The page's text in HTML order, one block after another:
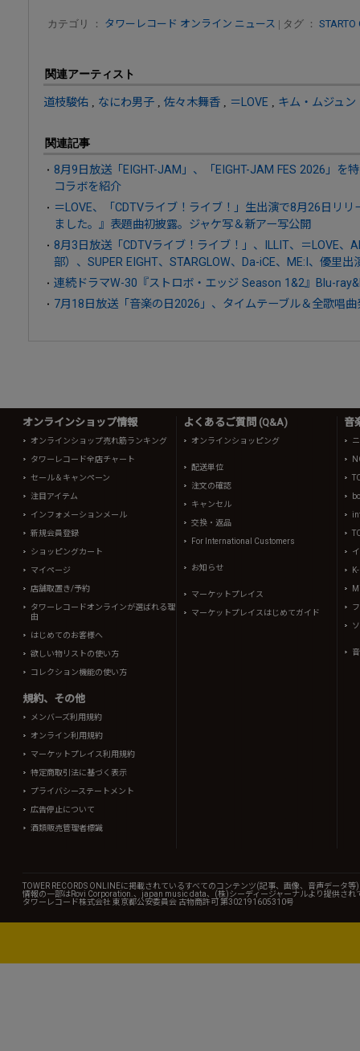
カテゴリ ： タワーレコード オンライン ニュース | タグ ： STARTO
関連アーティスト
道枝駿佑 なにわ男子 佐々木舞香 ＝LOVE キム・ムジュン
関連記事
8月9日放送「EIGHT-JAM」、「EIGHT-JAM FES 2026」を
コラボを紹介
＝LOVE、「CDTVライブ！ライブ！」生出演で8月26日リ
ました。』表題曲初披露。ジャケ写＆新アー写公開
8月3日放送「CDTVライブ！ライブ！」、ILLIT、＝LOVE、
部）、SUPER EIGHT、STARGLOW、Da-iCE、ME:I、優里出
連続ドラマW-30『ストロボ・エッジ Season 1&2』Blu-
7月18日放送「音楽の日2026」、タイムテーブル＆全歌唱曲
オンラインショップ情報
オンラインショップ売れ筋ランキング
タワーレコード全店チャート
セール＆キャンペーン
注目アイテム
インフォメーションメール
新規会員登録
ショッピングカート
マイページ
店舗取置き/予約
タワーレコードオンラインが選ばれる理
由
はじめてのお客様へ
欲しい物リストの使い方
コレクション機能の使い方
規約、その他
メンバーズ利用規約
オンライン利用規約
マーケットプレイス利用規約
特定商取引法に基づく表示
プライバシーステートメント
広告停止について
酒類販売管理者標識
よくあるご質問 (Q&A)
オンラインショッピング
配送単位
注文の確認
キャンセル
交換・返品
For International Customers
お知らせ
マーケットプレイス
マーケットプレイスはじめてガイド
音
TOWER RECORDS ONLINEに掲載されているすべてのコンテンツ(記事、画像、音声データ
情報の一部はRovi Corporation.、japan music data、(株)シーディージャーナルより提供され
タワーレコード株式会社 東京都公安委員会 古物商許可 第302191605310号